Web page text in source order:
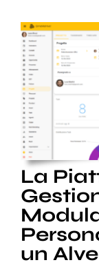
La
un